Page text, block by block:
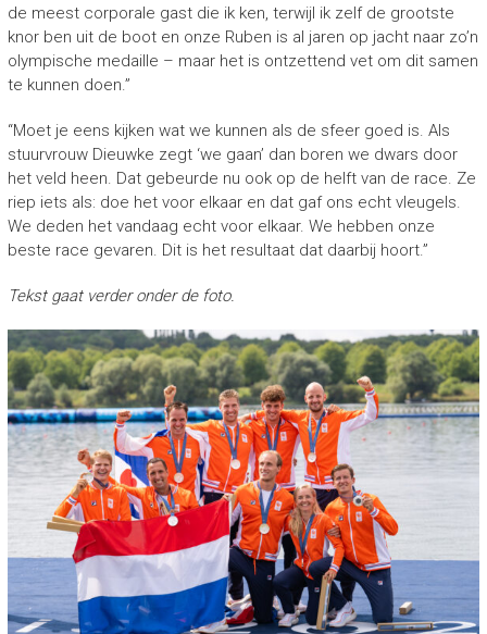
de meest corporale gast die ik ken, terwijl ik zelf de grootste
knor ben uit de boot en onze Ruben is al jaren op jacht naar zo’n
olympische medaille – maar het is ontzettend vet om dit samen
te kunnen doen.”
“Moet je eens kijken wat we kunnen als de sfeer goed is. Als
stuurvrouw Dieuwke zegt ‘we gaan’ dan boren we dwars door
het veld heen. Dat gebeurde nu ook op de helft van de race. Ze
riep iets als: doe het voor elkaar en dat gaf ons echt vleugels.
We deden het vandaag echt voor elkaar. We hebben onze
beste race gevaren. Dit is het resultaat dat daarbij hoort.”
Tekst gaat verder onder de foto.